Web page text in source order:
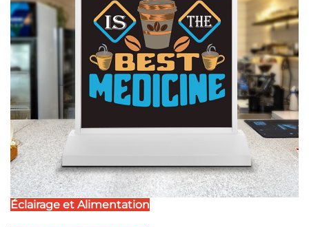
Éclairage et Alimentation